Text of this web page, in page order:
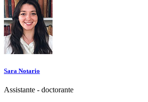
Sara Notario
Assistante - doctorante